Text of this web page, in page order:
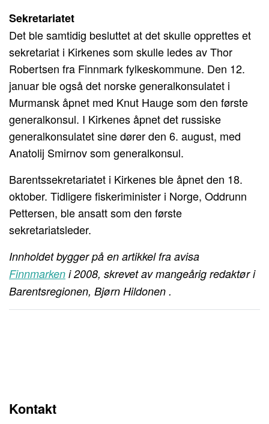
Sekretariatet
Det ble samtidig besluttet at det skulle opprettes et
sekretariat i Kirkenes som skulle ledes av Thor
Robertsen fra Finnmark fylkeskommune. Den 12.
januar ble også det norske generalkonsulatet i
Murmansk åpnet med Knut Hauge som den første
generalkonsul. I Kirkenes åpnet det russiske
generalkonsulatet sine dører den 6. august, med
Anatolij Smirnov som generalkonsul.
Barentssekretariatet i Kirkenes ble åpnet den 18.
oktober. Tidligere fiskeriminister i Norge, Oddrunn
Pettersen, ble ansatt som den første
sekretariatsleder.
Innholdet bygger på en artikkel fra avisa
Finnmarken i 2008, skrevet av mangeårig redaktør i
Barentsregionen, Bjørn Hildonen .
Kontakt